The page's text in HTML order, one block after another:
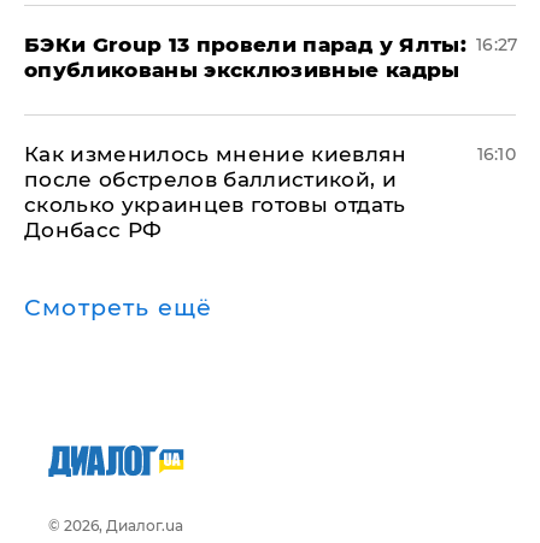
​БЭКи Group 13 провели парад у Ялты:
опубликованы эксклюзивные кадры
16:27
Как изменилось мнение киевлян
после обстрелов баллистикой, и
сколько украинцев готовы отдать
Донбасс РФ
16:10
Смотреть ещё
© 2026, Диалог.ua